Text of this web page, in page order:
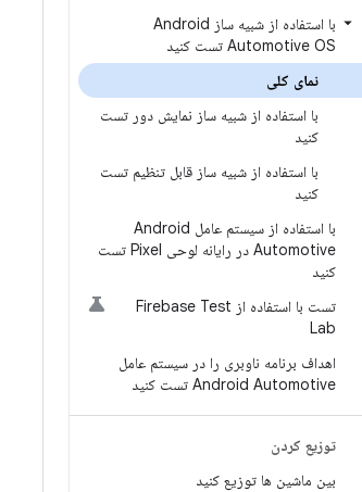
با استفاده از شبیه ساز Android
Automotive OS تست کنید
نمای کلی
با استفاده از شبیه ساز نمایش دور تست
کنید
با استفاده از شبیه ساز قابل تنظیم تست
کنید
با استفاده از سیستم عامل Android
Automotive در رایانه لوحی Pixel تست
کنید
تست با استفاده از Firebase Test
Lab
اهداف برنامه ناوبری را در سیستم عامل
Android Automotive تست کنید
توزیع کردن
بین ماشین ها توزیع کنید